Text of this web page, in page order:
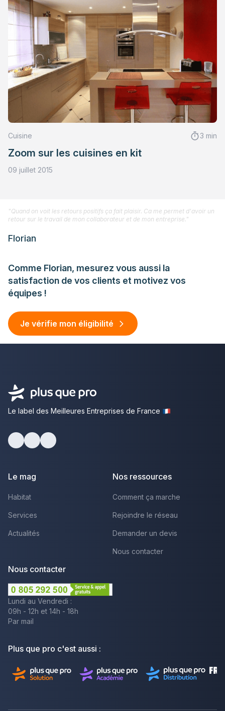
Cuisine 3 min
Zoom sur les cuisines en kit
09 juillet 2015
Comme Florian, mesurez vous aussi la
satisfaction de vos clients et motivez vos
équipes !
Je vérifie mon éligibilité
"Quand on voit les retours positifs ça fait plaisir. Ca me permet d'avoir un
retour sur le travail de mon collaborateur et de mon entreprise."
Florian
Le label des Meilleures Entreprises de France
Le mag
Habitat
Services
Actualités
Nos ressources
Comment ça marche
Rejoindre le réseau
Demander un devis
Nous contacter
Nous contacter
Lundi au Vendredi :
09h - 12h et 14h - 18h
Par mail
Plus que pro c'est aussi :